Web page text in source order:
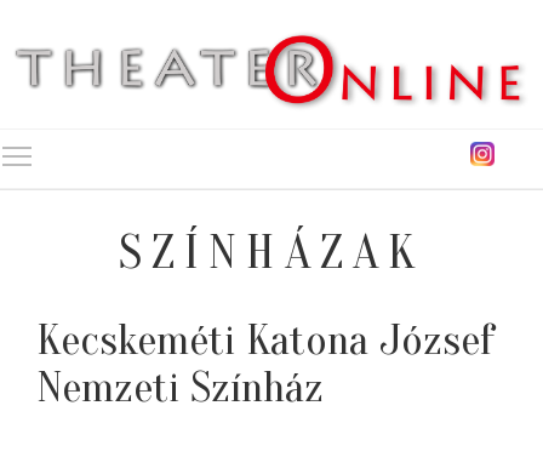
SZÍNHÁZAK
Kecskeméti Katona József
Nemzeti Színház